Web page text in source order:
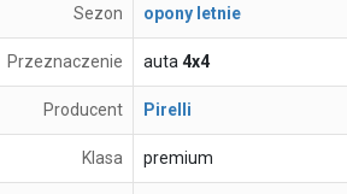
Sezon opony letnie
Przeznaczenie auta4x4
Producent Pirelli
Klasa premium